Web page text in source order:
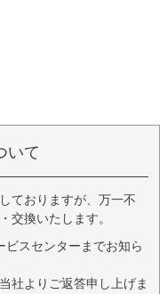
いて
ておりますが、万一不
交換いたします。
ビスセンターまでお知ら
社よりご返答申し上げま